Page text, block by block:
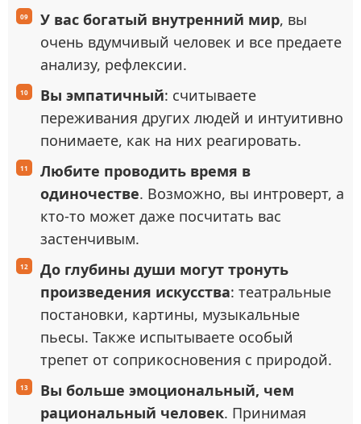
У вас богатый внутренний мир, вы
очень вдумчивый человек и все предаете
анализу, рефлексии.
Вы эмпатичный: считываете
переживания других людей и интуитивно
понимаете, как на них реагировать.
Любите проводить время в
одиночестве. Возможно, вы интроверт, а
кто-то может даже посчитать вас
застенчивым.
До глубины души могут тронуть
произведения искусства: театральные
постановки, картины, музыкальные
пьесы. Также испытываете особый
трепет от соприкосновения с природой.
Вы больше эмоциональный, чем
рациональный человек. Принимая